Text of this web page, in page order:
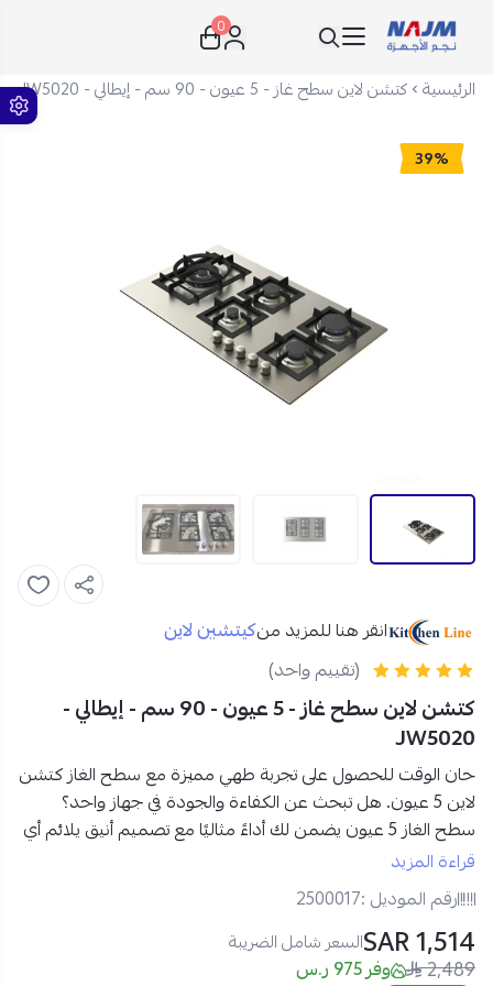
نجم الأجهزة
0
الرئيسية كتشن لاين سطح غاز - 5 عيون - 90 سم - إيطالي - JW5020
39%
انقر هنا للمزيد منكيتشين لاين
(تقييم واحد)
كتشن لاين سطح غاز - 5 عيون - 90 سم - إيطالي -
JW5020
حان الوقت للحصول على تجربة طهي مميزة مع سطح الغاز كتشن
لاين 5 عيون.
هل تبحث عن الكفاءة والجودة في جهاز واحد؟
سطح الغاز 5 عيون يضمن لك أداءً مثاليًا مع تصميم أنيق يلائم أي
مطبخ.
مواصفات سطح الغاز الإيطالي 5 عيون من كتشن لاين:
النوع: سطح غاز
الحجم: 90 سم.
عدد شعلات: 5 عيون.
قراءة المزيد
رقم الموديل :2500017
1,514 SAR السعر شامل الضريبة
2,489 وفر 975 ر.س